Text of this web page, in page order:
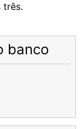
três.
banco